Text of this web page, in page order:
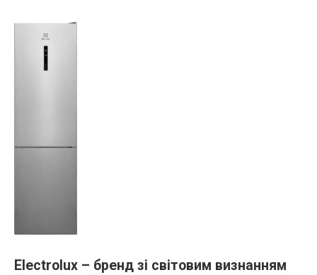
Electrolux – бренд зі світовим визнанням